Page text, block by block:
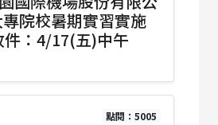
院校暑期實習實施
：4/17(五)中午
點閱：5005